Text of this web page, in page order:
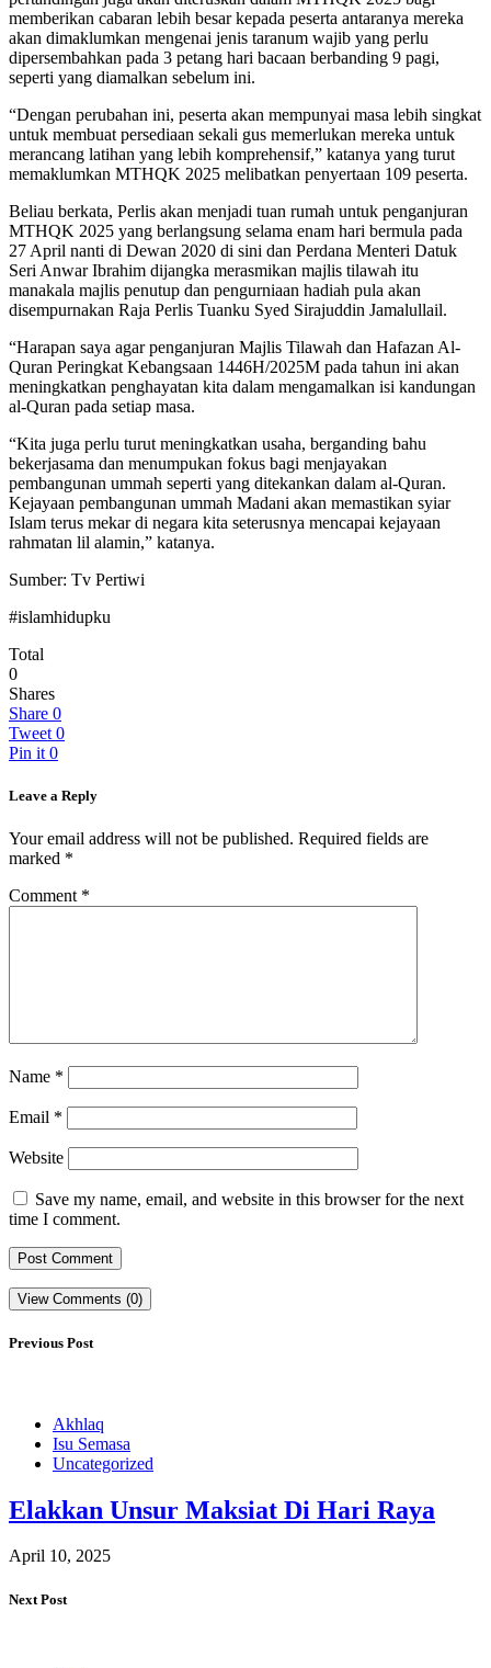
memberikan cabaran lebih besar kepada peserta antaranya mereka
akan dimaklumkan mengenai jenis taranum wajib yang perlu
dipersembahkan pada 3 petang hari bacaan berbanding 9 pagi,
seperti yang diamalkan sebelum ini.
“Dengan perubahan ini, peserta akan mempunyai masa lebih singkat
untuk membuat persediaan sekali gus memerlukan mereka untuk
merancang latihan yang lebih komprehensif,” katanya yang turut
memaklumkan MTHQK 2025 melibatkan penyertaan 109 peserta.
Beliau berkata, Perlis akan menjadi tuan rumah untuk penganjuran
MTHQK 2025 yang berlangsung selama enam hari bermula pada
27 April nanti di Dewan 2020 di sini dan Perdana Menteri Datuk
Seri Anwar Ibrahim dijangka merasmikan majlis tilawah itu
manakala majlis penutup dan pengurniaan hadiah pula akan
disempurnakan Raja Perlis Tuanku Syed Sirajuddin Jamalullail.
“Harapan saya agar penganjuran Majlis Tilawah dan Hafazan Al-
Quran Peringkat Kebangsaan 1446H/2025M pada tahun ini akan
meningkatkan penghayatan kita dalam mengamalkan isi kandungan
al-Quran pada setiap masa.
“Kita juga perlu turut meningkatkan usaha, berganding bahu
bekerjasama dan menumpukan fokus bagi menjayakan
pembangunan ummah seperti yang ditekankan dalam al-Quran.
Kejayaan pembangunan ummah Madani akan memastikan syiar
Islam terus mekar di negara kita seterusnya mencapai kejayaan
rahmatan lil alamin,” katanya.
Sumber: Tv Pertiwi
#islamhidupku
Total
0
Shares
Share 0
Tweet 0
Pin it 0
Leave a Reply
Your email address will not be published. Required fields are
marked *
Comment *
Name *
Email *
Website
Save my name, email, and website in this browser for the next
time I comment.
View Comments (0)
Previous Post
Akhlaq
Isu Semasa
Uncategorized
Elakkan Unsur Maksiat Di Hari Raya
April 10, 2025
Next Post